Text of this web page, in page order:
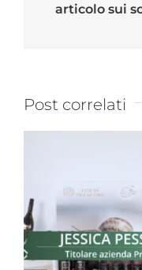
articolo sui
Post correlati